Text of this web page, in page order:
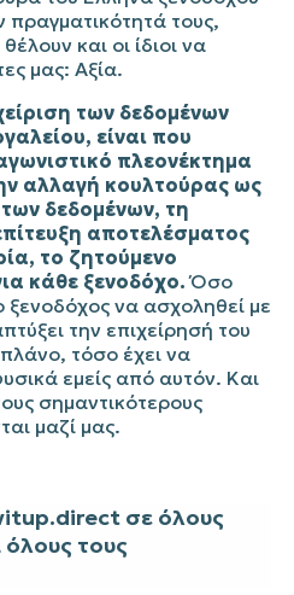
τους,
και οι ίδιοι να
μας: Aξία.
των δεδομένων
είναι που
πλεονέκτημα
αλλαγή κουλτούρας ως
δεδομένων, τη
αποτελέσματος
το ζητούμενο
κάθε ξενοδόχο.Όσο
ξενοδόχος να ασχοληθεί με
την επιχείρησή του
τόσο έχει να
εμείς από αυτόν. Και
σημαντικότερους
μαζί μας.
σε όλους
όλους τους